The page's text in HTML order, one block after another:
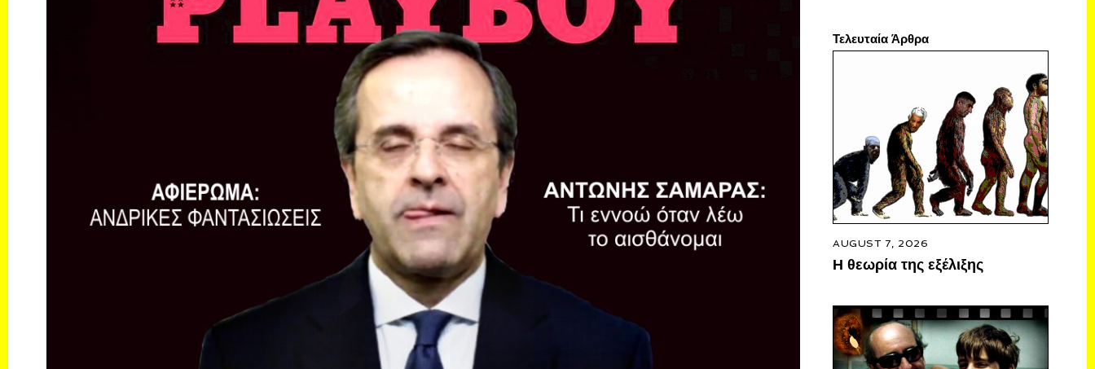
Τελευταία Άρθρα
AUGUST 7, 2026
Η θεωρία της εξέλιξης